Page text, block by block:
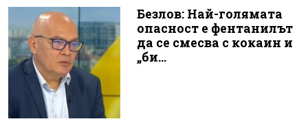
Безлов: Най-голямата
опасност е фентанилът
да се смесва с кокаин и
„би...